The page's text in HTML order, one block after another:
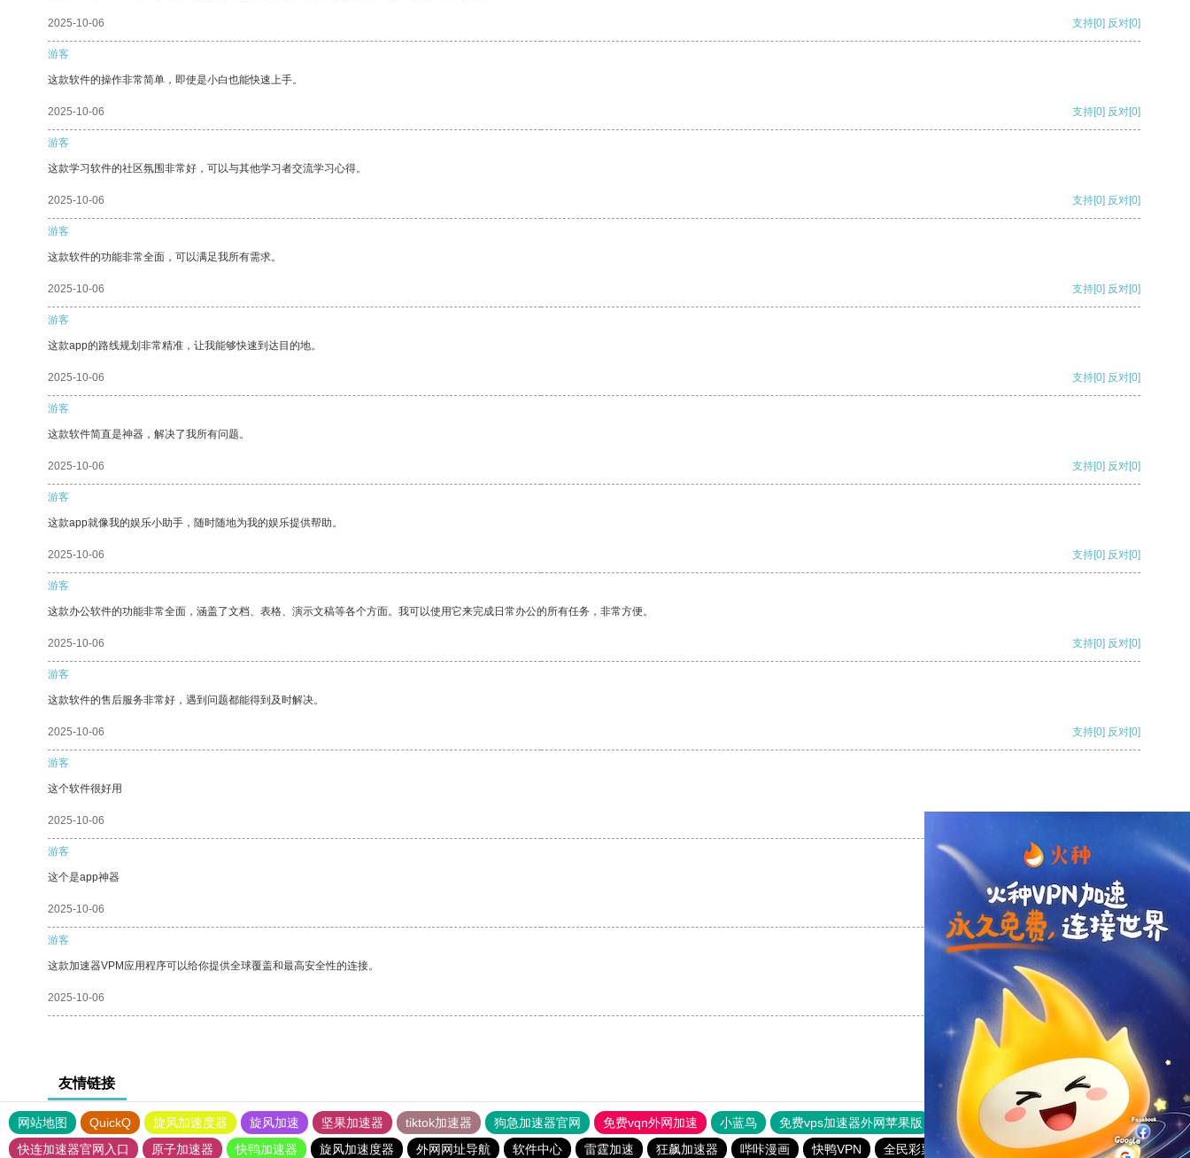
2025-10-06 支持[0] 反对[0]
游客
这款软件的操作非常简单，即使是小白也能快速上手。
2025-10-06 支持[0] 反对[0]
游客
这款学习软件的社区氛围非常好，可以与其他学习者交流学习心得。
2025-10-06 支持[0] 反对[0]
游客
这款软件的功能非常全面，可以满足我所有需求。
2025-10-06 支持[0] 反对[0]
游客
这款app的路线规划非常精准，让我能够快速到达目的地。
2025-10-06 支持[0] 反对[0]
游客
这款软件简直是神器，解决了我所有问题。
2025-10-06 支持[0] 反对[0]
游客
这款app就像我的娱乐小助手，随时随地为我的娱乐提供帮助。
2025-10-06 支持[0] 反对[0]
游客
这款办公软件的功能非常全面，涵盖了文档、表格、演示文稿等各个方面。我可以使用它来完成日常办公的所有任务，非常方便。
2025-10-06 支持[0] 反对[0]
游客
这款软件的售后服务非常好，遇到问题都能得到及时解决。
2025-10-06 支持[0] 反对[0]
游客
这个软件很好用
2025-10-06
游客
这个是app神器
2025-10-06 支持 [0] 反对 [0]
游客
这款加速器VPM应用程序可以给你提供全球覆盖和最高安全性的连接。
2025-10-06 支持
友情链接
网站地图 QuickQ 旋风加速度器 旋风加速 坚果加速器 tiktok加速器 狗急加速器官网 免费vqn外网加速 小蓝鸟 免费vps加速器外网苹果版 旋风加速度器
快连加速器
快连加速器官网入口
原子加速器 快鸭加速器 旋风加速度器 外网网址导航 软件中心 雷霆加速 狂飙加速器 哔咔漫画 快鸭VPN 全民彩票下载大全官网 6f彩票welcome